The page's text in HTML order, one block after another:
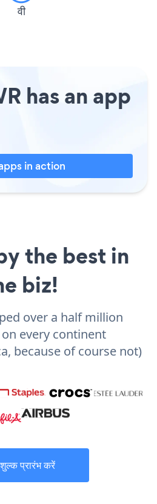
वी
has an app
in action
the best in
biz!
over a half million
every continent
because of course not)
प्रारंभ करें